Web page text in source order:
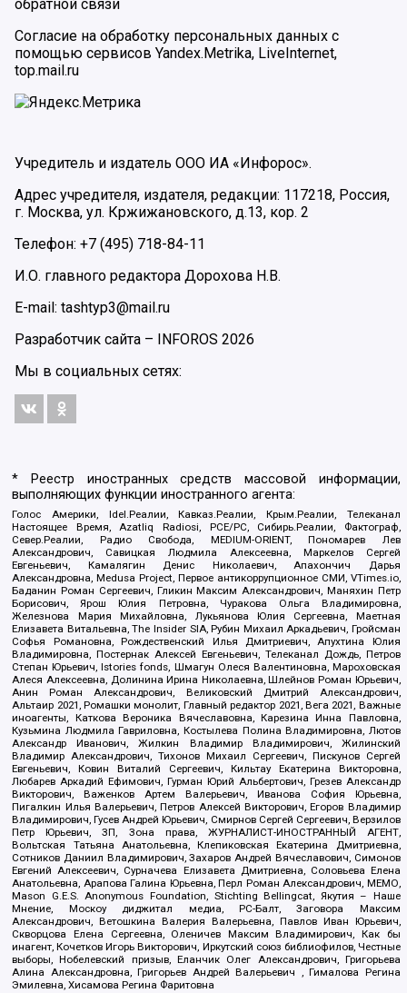
обратной связи
Согласие на обработку персональных данных с
помощью сервисов Yandex.Metrika, LiveInternet,
top.mail.ru
Учредитель и издатель ООО ИА «Инфорос».
Адрес учредителя, издателя, редакции: 117218, Россия,
г. Москва, ул. Кржижановского, д.13, кор. 2
Телефон: +7 (495) 718-84-11
И.О. главного редактора Дорохова Н.В.
E-mail: tashtyp3@mail.ru
Разработчик сайта – INFOROS 2026
Мы в социальных сетях:
* Реестр иностранных средств массовой информации,
выполняющих функции иностранного агента:
Голос Америки, Idel.Реалии, Кавказ.Реалии, Крым.Реалии, Телеканал
Настоящее Время, Azatliq Radiosi, PCE/PC, Сибирь.Реалии, Фактограф,
Север.Реалии, Радио Свобода, MEDIUM-ORIENT, Пономарев Лев
Александрович, Савицкая Людмила Алексеевна, Маркелов Сергей
Евгеньевич, Камалягин Денис Николаевич, Апахончич Дарья
Александровна, Medusa Project, Первое антикоррупционное СМИ, VTimes.io,
Баданин Роман Сергеевич, Гликин Максим Александрович, Маняхин Петр
Борисович, Ярош Юлия Петровна, Чуракова Ольга Владимировна,
Железнова Мария Михайловна, Лукьянова Юлия Сергеевна, Маетная
Елизавета Витальевна, The Insider SIA, Рубин Михаил Аркадьевич, Гройсман
Софья Романовна, Рождественский Илья Дмитриевич, Апухтина Юлия
Владимировна, Постернак Алексей Евгеньевич, Телеканал Дождь, Петров
Степан Юрьевич, Istories fonds, Шмагун Олеся Валентиновна, Мароховская
Алеся Алексеевна, Долинина Ирина Николаевна, Шлейнов Роман Юрьевич,
Анин Роман Александрович, Великовский Дмитрий Александрович,
Альтаир 2021, Ромашки монолит, Главный редактор 2021, Вега 2021, Важные
иноагенты, Каткова Вероника Вячеславовна, Карезина Инна Павловна,
Кузьмина Людмила Гавриловна, Костылева Полина Владимировна, Лютов
Александр Иванович, Жилкин Владимир Владимирович, Жилинский
Владимир Александрович, Тихонов Михаил Сергеевич, Пискунов Сергей
Евгеньевич, Ковин Виталий Сергеевич, Кильтау Екатерина Викторовна,
Любарев Аркадий Ефимович, Гурман Юрий Альбертович, Грезев Александр
Викторович, Важенков Артем Валерьевич, Иванова София Юрьевна,
Пигалкин Илья Валерьевич, Петров Алексей Викторович, Егоров Владимир
Владимирович, Гусев Андрей Юрьевич, Смирнов Сергей Сергеевич, Верзилов
Петр Юрьевич, ЗП, Зона права, ЖУРНАЛИСТ-ИНОСТРАННЫЙ АГЕНТ,
Вольтская Татьяна Анатольевна, Клепиковская Екатерина Дмитриевна,
Сотников Даниил Владимирович, Захаров Андрей Вячеславович, Симонов
Евгений Алексеевич, Сурначева Елизавета Дмитриевна, Соловьева Елена
Анатольевна, Арапова Галина Юрьевна, Перл Роман Александрович, МЕМО,
Mason G.E.S. Anonymous Foundation, Stichting Bellingcat, Якутия – Наше
Мнение, Москоу диджитал медиа, РС-Балт, Заговора Максим
Александрович, Ветошкина Валерия Валерьевна, Павлов Иван Юрьевич,
Скворцова Елена Сергеевна, Оленичев Максим Владимирович, Как бы
инагент, Кочетков Игорь Викторович, Иркутский союз библиофилов, Честные
выборы, Нобелевский призыв, Еланчик Олег Александрович, Григорьева
Алина Александровна, Григорьев Андрей Валерьевич , Гималова Регина
Эмилевна, Хисамова Регина Фаритовна